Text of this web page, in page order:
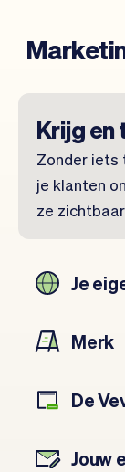
Krijg en
Zonder iets
je klanten
ze
Je
Merk
De
Jouw